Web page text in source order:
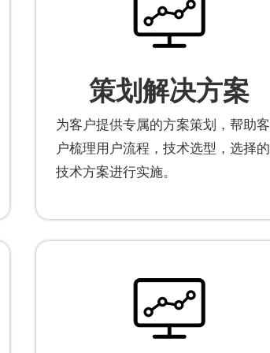
策划解决方案
为客户提供专属的方案策划，帮助客
户梳理用户流程，技术选型，选择的
技术方案进行实施。